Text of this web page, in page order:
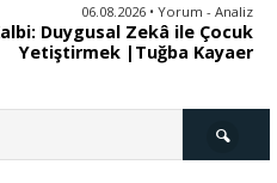
06.08.2026 • Yorum - Analiz
Duygusal Zekâ ile Çocuk
Yetiştirmek |Tuğba Kayaer